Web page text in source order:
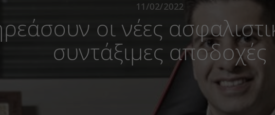
11/02/2022
οι νέες
συντάξιμες αποδοχές